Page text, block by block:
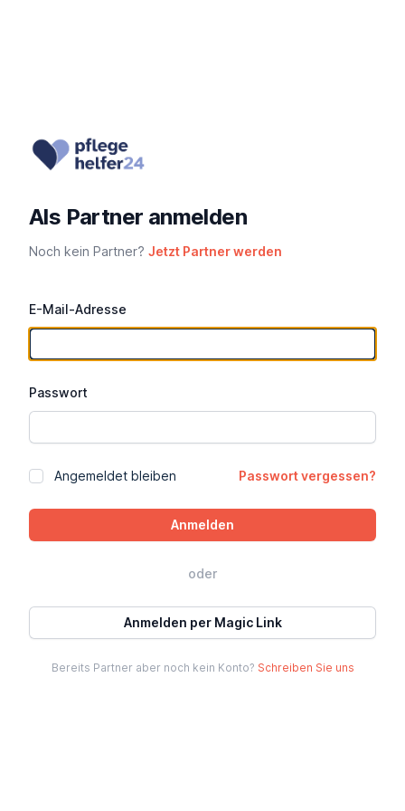
Als Partner anmelden
Noch kein Partner? Jetzt Partner werden
E-Mail-Adresse
Passwort
Angemeldet bleiben Passwort vergessen?
oder
Anmelden per Magic Link
Bereits Partner aber noch kein Konto? Schreiben Sie uns